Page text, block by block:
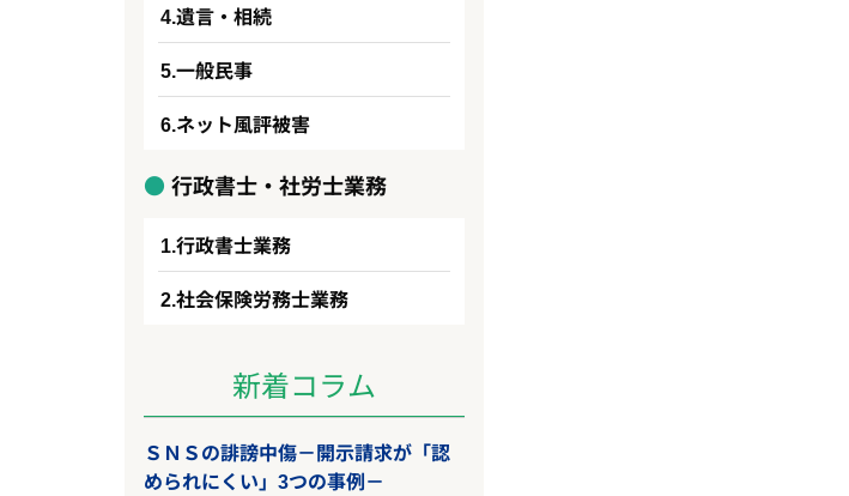
遺言・相続
一般民事
ネット風評被害
行政書士・社労士業務
行政書士業務
社会保険労務士業務
新着コラム
ＳＮＳの誹謗中傷－開示請求が「認
められにくい」3つの事例－